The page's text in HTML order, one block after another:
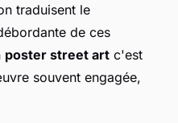
traduisent le
de ces
poster street art c'est
souvent engagée,